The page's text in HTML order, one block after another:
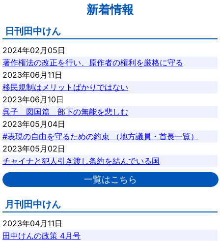
新着情報
日刊田中けん
2024年02月05日
著作権法の改正を行い、原作者の権利を厳格に守る
2023年06月11日
移民規制はメリットばかりではない
2023年06月10日
呉子 図国篇 部下の無能を悲しむ
2023年05月04日
#表現の自由を守るための約束 （地方議員・首長一覧）
2023年05月02日
チャイナと犯人引き渡し条約を結んでいる国
一覧はこちら
月刊田中けん
2023年04月11日
田中けんの政策 4月号